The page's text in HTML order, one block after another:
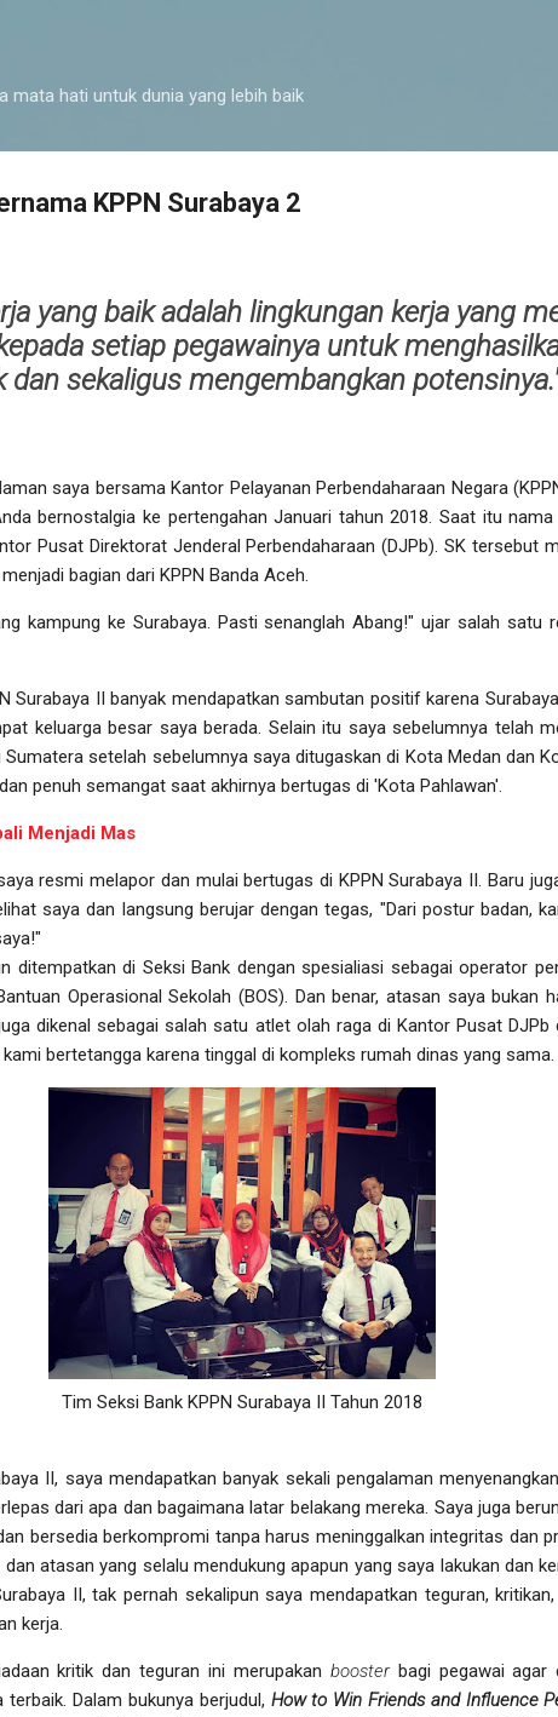
mata hati untuk dunia yang lebih baik
KPPN Surabaya 2
yang baik adalah lingkungan kerja yang
setiap pegawainya untuk
dan sekaligus mengembangkan
saya bersama Kantor Pelayanan Perbendaharaan Negara
bernostalgia ke pertengahan Januari tahun 2018. Saat itu
Pusat Direktorat Jenderal Perbendaharaan (DJPb). SK tersebut
bagian dari KPPN Banda Aceh.
kampung ke Surabaya. Pasti senanglah Abang!" ujar salah satu
Surabaya II banyak mendapatkan sambutan positif karena
keluarga besar saya berada. Selain itu saya sebelumnya telah
setelah sebelumnya saya ditugaskan di Kota Medan dan
penuh semangat saat akhirnya bertugas di 'Kota Pahlawan'.
Menjadi Mas
resmi melapor dan mulai bertugas di KPPN Surabaya II. Baru
saya dan langsung berujar dengan tegas, "Dari postur badan,
ditempatkan di Seksi Bank dengan spesialiasi sebagai operator
Operasional Sekolah (BOS). Dan benar, atasan saya bukan
dikenal sebagai salah satu atlet olah raga di Kantor Pusat DJPb
bertetangga karena tinggal di kompleks rumah dinas yang sama.
Tim Seksi Bank KPPN Surabaya II Tahun 2018
II, saya mendapatkan banyak sekali pengalaman
dari apa dan bagaimana latar belakang mereka. Saya juga
bersedia berkompromi tanpa harus meninggalkan integritas dan
atasan yang selalu mendukung apapun yang saya lakukan dan
II, tak pernah sekalipun saya mendapatkan teguran,
kerja.
kritik dan teguran ini merupakan boosterbagi pegawai agar
Dalam bukunya berjudul, How to Win Friends and Influence